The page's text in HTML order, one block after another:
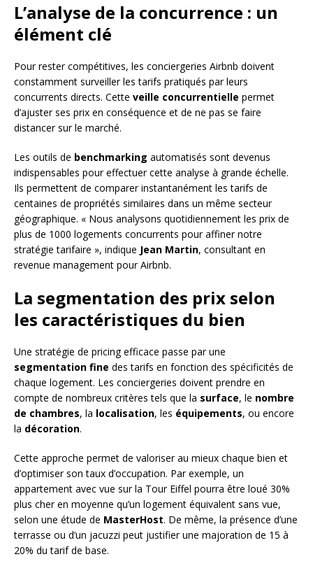
L’analyse de la concurrence : un
élément clé
Pour rester compétitives, les conciergeries Airbnb doivent
constamment surveiller les tarifs pratiqués par leurs
concurrents directs. Cette veille concurrentielle permet
d’ajuster ses prix en conséquence et de ne pas se faire
distancer sur le marché.
Les outils de benchmarking automatisés sont devenus
indispensables pour effectuer cette analyse à grande échelle.
Ils permettent de comparer instantanément les tarifs de
centaines de propriétés similaires dans un même secteur
géographique. « Nous analysons quotidiennement les prix de
plus de 1000 logements concurrents pour affiner notre
stratégie tarifaire », indique Jean Martin, consultant en
revenue management pour Airbnb.
La segmentation des prix selon
les caractéristiques du bien
Une stratégie de pricing efficace passe par une
segmentation fine des tarifs en fonction des spécificités de
chaque logement. Les conciergeries doivent prendre en
compte de nombreux critères tels que la surface, le nombre
de chambres, la localisation, les équipements, ou encore
la décoration.
Cette approche permet de valoriser au mieux chaque bien et
d’optimiser son taux d’occupation. Par exemple, un
appartement avec vue sur la Tour Eiffel pourra être loué 30%
plus cher en moyenne qu’un logement équivalent sans vue,
selon une étude de MasterHost. De même, la présence d’une
terrasse ou d’un jacuzzi peut justifier une majoration de 15 à
20% du tarif de base.